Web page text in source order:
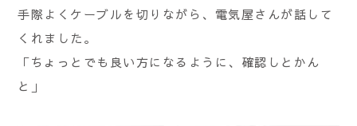
手際よくケーブルを切りながら、電気屋さんが話して
くれました。
「ちょっとでも良い方になるように、確認しとかん
と」